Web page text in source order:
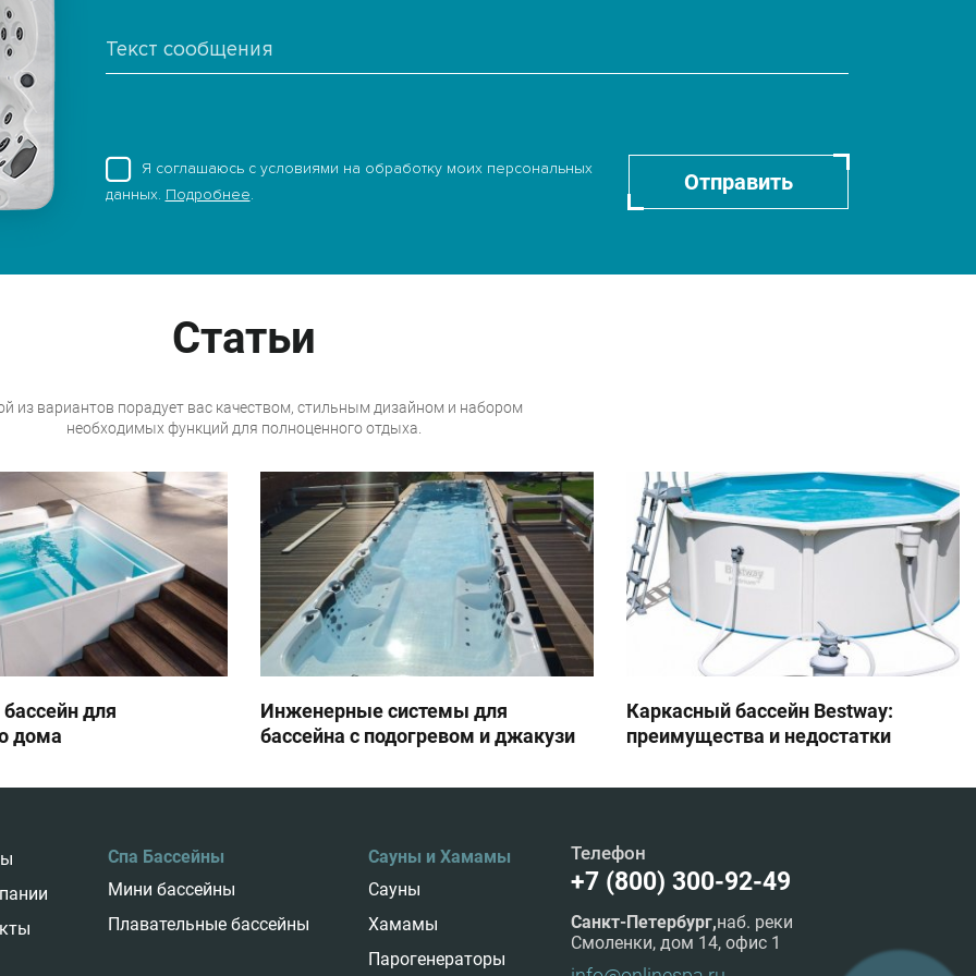
Я соглашаюсь с условиями на обработку моих персональных
данных. Подробнее. Отправить
Статьи
из вариантов порадует вас качеством, стильным дизайном и набором
необходимых функций для полноценного отдыха.
для
дома
Инженерные системы для
бассейна с подогревом и джакузи
Каркасный бассейн Bestway:
преимущества и недостатки
Спа Бассейны
Мини бассейны
Плавательные бассейны
Сауны и Хамамы
Сауны
Хамамы
Парогенераторы
Телефон
+7 (800) 300-92-49
Санкт-Петербург,наб. реки
Смоленки, дом 14, офис 1